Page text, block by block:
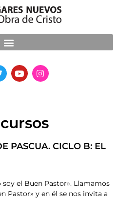
PASCUA. CICLO B: EL
soy el Buen Pastor». Llamamos
Pastor» y en él se nos invita a